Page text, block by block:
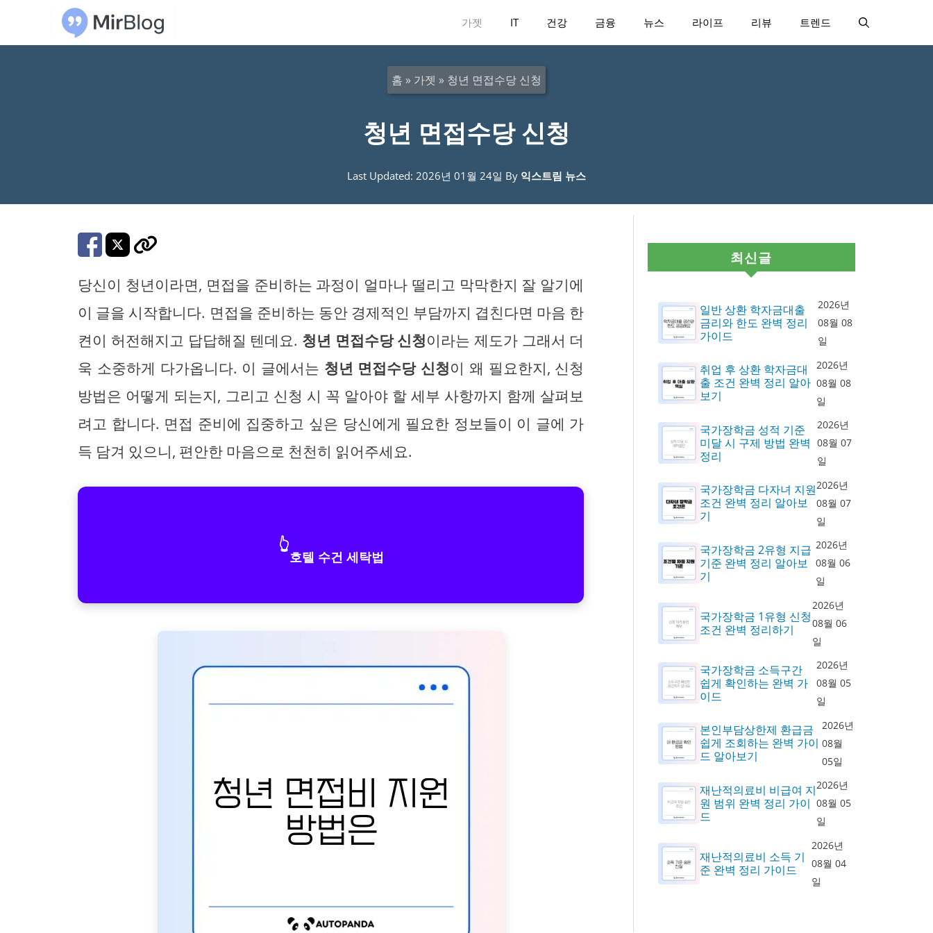
가젯 IT 건강 금융 뉴스 라이프 리뷰 트렌드
홈 » 가젯 » 청년 면접수당 신청
청년 면접수당 신청
Last Updated: 2026년 01월 24일 By 익스트림 뉴스
당신이 청년이라면, 면접을 준비하는 과정이 얼마나 떨리고 막막한지 잘 알기에
이 글을 시작합니다. 면접을 준비하는 동안 경제적인 부담까지 겹친다면 마음 한
켠이 허전해지고 답답해질 텐데요. 청년 면접수당 신청이라는 제도가 그래서 더
욱 소중하게 다가옵니다. 이 글에서는 청년 면접수당 신청이 왜 필요한지, 신청
방법은 어떻게 되는지, 그리고 신청 시 꼭 알아야 할 세부 사항까지 함께 살펴보
려고 합니다. 면접 준비에 집중하고 싶은 당신에게 필요한 정보들이 이 글에 가
득 담겨 있으니, 편안한 마음으로 천천히 읽어주세요.
👆
호텔 수건 세탁법
최신글
일반 상환 학자금대출
금리와 한도 완벽 정리
가이드
2026년
08월 08
일
취업 후 상환 학자금대
출 조건 완벽 정리 알아
보기
2026년
08월 08
일
국가장학금 성적 기준
미달 시 구제 방법 완벽
정리
2026년
08월 07
일
국가장학금 다자녀 지원
조건 완벽 정리 알아보
기
2026년
08월 07
일
국가장학금 2유형 지급
기준 완벽 정리 알아보
기
2026년
08월 06
일
국가장학금 1유형 신청
조건 완벽 정리하기
2026년
08월 06
일
국가장학금 소득구간
쉽게 확인하는 완벽 가
이드
2026년
08월 05
일
본인부담상한제 환급금
쉽게 조회하는 완벽 가이
드 알아보기
2026년
08월
05일
재난적의료비 비급여 지
원 범위 완벽 정리 가이
드
2026년
08월 05
일
재난적의료비 소득 기
준 완벽 정리 가이드
2026년
08월 04
일